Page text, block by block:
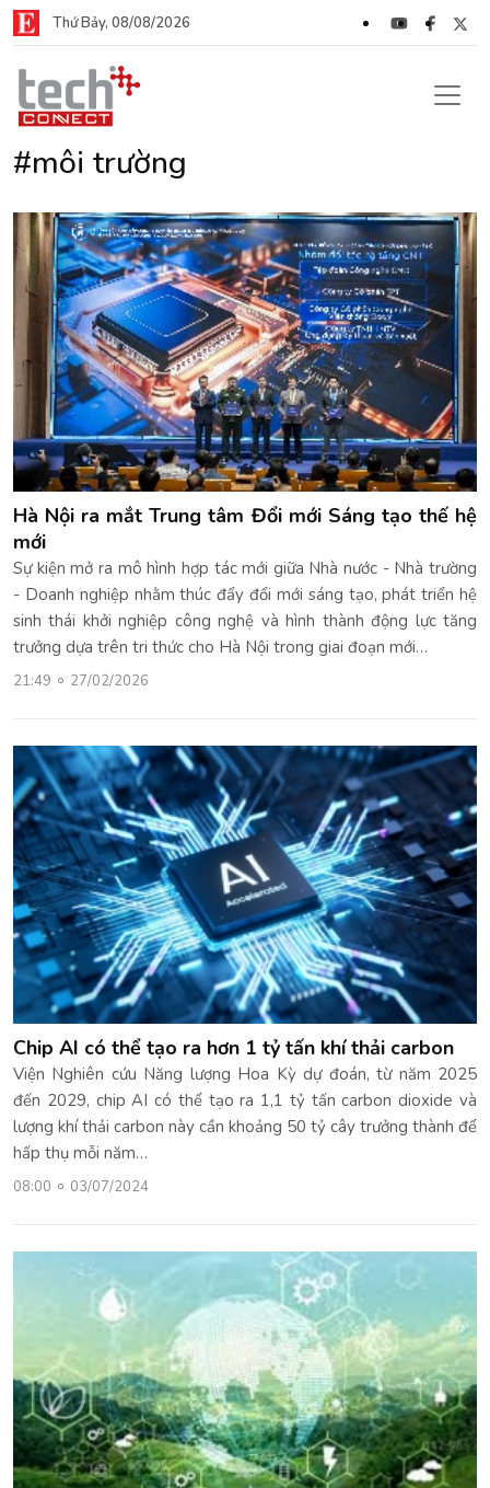
Thứ Bảy, 08/08/2026
#môi trường
Hà Nội ra mắt Trung tâm Đổi mới Sáng tạo thế hệ
mới
Sự kiện mở ra mô hình hợp tác mới giữa Nhà nước - Nhà trường
- Doanh nghiệp nhằm thúc đẩy đổi mới sáng tạo, phát triển hệ
sinh thái khởi nghiệp công nghệ và hình thành động lực tăng
trưởng dựa trên tri thức cho Hà Nội trong giai đoạn mới…
21:49 27/02/2026
Chip AI có thể tạo ra hơn 1 tỷ tấn khí thải carbon
Viện Nghiên cứu Năng lượng Hoa Kỳ dự đoán, từ năm 2025
đến 2029, chip AI có thể tạo ra 1,1 tỷ tấn carbon dioxide và
lượng khí thải carbon này cần khoảng 50 tỷ cây trưởng thành để
hấp thụ mỗi năm…
08:00 03/07/2024